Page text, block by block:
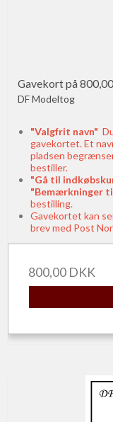
Gavekort på
DF Modeltog
"Valgfrit navn"
gavekortet. Et
pladsen
bestiller.
"Gå til
"Bemærkninger
bestilling.
Gavekortet kan
brev med Post
800,00 DKK